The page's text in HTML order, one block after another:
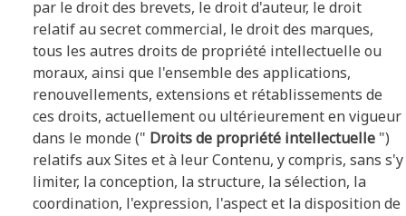
par le droit des brevets, le droit d'auteur, le droit
relatif au secret commercial, le droit des marques,
tous les autres droits de propriété intellectuelle ou
moraux, ainsi que l'ensemble des applications,
renouvellements, extensions et rétablissements de
ces droits, actuellement ou ultérieurement en vigueur
dans le monde (" Droits de propriété intellectuelle ")
relatifs aux Sites et à leur Contenu, y compris, sans s'y
limiter, la conception, la structure, la sélection, la
coordination, l'expression, l'aspect et la disposition de